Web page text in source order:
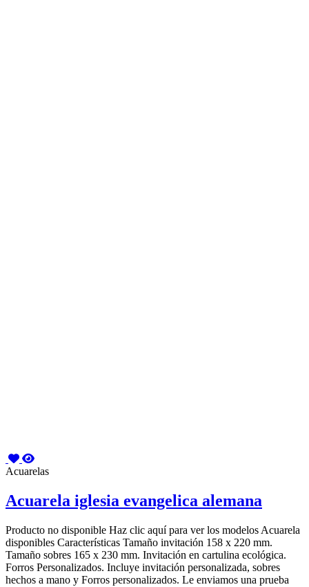
Acuarelas
Acuarela iglesia evangelica alemana
Producto no disponible Haz clic aquí para ver los modelos Acuarela
disponibles Características Tamaño invitación 158 x 220 mm.
Tamaño sobres 165 x 230 mm. Invitación en cartulina ecológica.
Forros Personalizados. Incluye invitación personalizada, sobres
hechos a mano y Forros personalizados. Le enviamos una prueba